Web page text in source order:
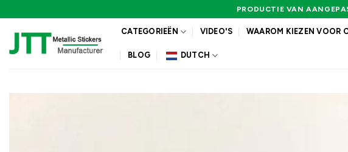
naar
inhoud
PRODUCTIE VAN
CATEGORIEËN VIDEO'S WAAROM KIEZEN VOOR
BLOG DUTCH